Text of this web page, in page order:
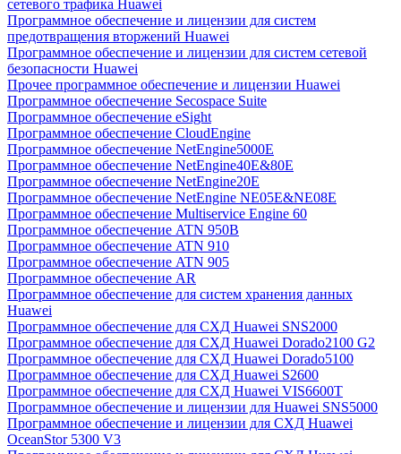
сетевого трафика Huawei
Программное обеспечение и лицензии для систем
предотвращения вторжений Huawei
Программное обеспечение и лицензии для систем сетевой
безопасности Huawei
Прочее программное обеспечение и лицензии Huawei
Программное обеспечение Secospace Suite
Программное обеспечение eSight
Программное обеспечение CloudEngine
Программное обеспечение NetEngine5000E
Программное обеспечение NetEngine40E&80E
Программное обеспечение NetEngine20E
Программное обеспечение NetEngine NE05E&NE08E
Программное обеспечение Multiservice Engine 60
Программное обеспечение ATN 950B
Программное обеспечение ATN 910
Программное обеспечение ATN 905
Программное обеспечение AR
Программное обеспечение для систем хранения данных
Huawei
Программное обеспечение для СХД Huawei SNS2000
Программное обеспечение для СХД Huawei Dorado2100 G2
Программное обеспечение для СХД Huawei Dorado5100
Программное обеспечение для СХД Huawei S2600
Программное обеспечение для СХД Huawei VIS6600T
Программное обеспечение и лицензии для Huawei SNS5000
Программное обеспечение и лицензии для СХД Huawei
OceanStor 5300 V3